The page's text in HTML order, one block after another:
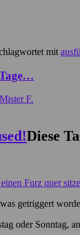
mit
Mister F.
Diese
Furz quer
getriggert
oder Sonntag,